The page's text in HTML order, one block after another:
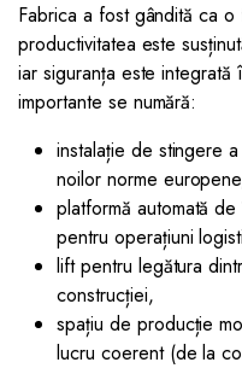
Fabrica a fost gândită ca
productivitatea este
iar siguranța este
importante se numără:
instalație de stingere
noilor norme
platformă automată
pentru operațiuni
lift pentru legătura
construcției,
spațiu de producție
lucru coerent (de la